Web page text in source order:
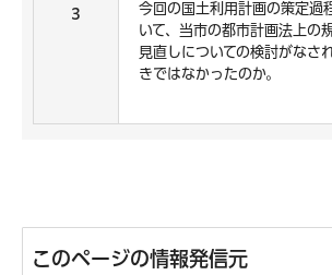
3
今回の国土利用計画の策定過
いて、当市の都市計画法上の
見直しについての検討がなさ
きではなかったのか。
このページの情報発信元